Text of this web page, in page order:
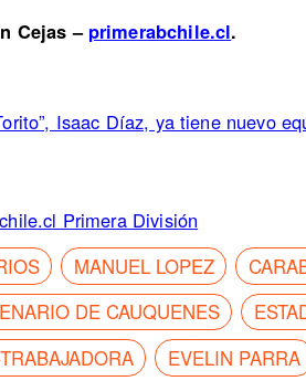
Cejas – primerabchile.cl.
Isaac Díaz, ya tiene nuevo
Primera División
MANUEL LOPEZ
DE CAUQUENES
EVELIN PARRA